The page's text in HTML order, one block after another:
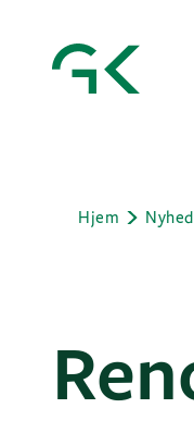
Hjem